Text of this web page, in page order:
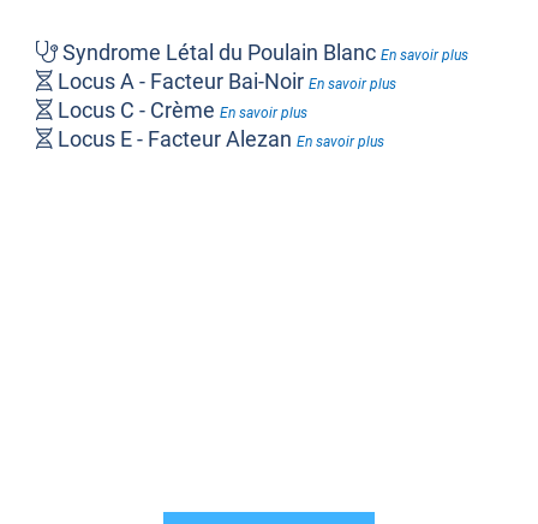
Syndrome Létal du Poulain Blanc En savoir plus
Locus A - Facteur Bai-Noir En savoir plus
Locus C - Crème En savoir plus
Locus E - Facteur Alezan En savoir plus